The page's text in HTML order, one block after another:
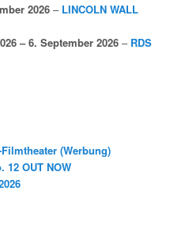
2026 – LINCOLN WALL
– 6. September 2026 – RDS
(Werbung)
12 OUT NOW